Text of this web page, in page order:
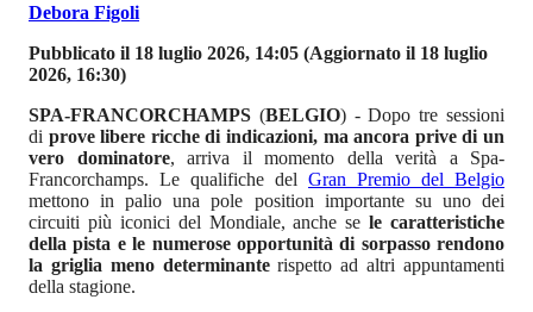
Debora Figoli
Pubblicato il 18 luglio 2026, 14:05 (Aggiornato il 18 luglio
2026, 16:30)
SPA-FRANCORCHAMPS (BELGIO) - Dopo tre sessioni
di prove libere ricche di indicazioni, ma ancora prive di un
vero dominatore, arriva il momento della verità a Spa-
Francorchamps. Le qualifiche del Gran Premio del Belgio
mettono in palio una pole position importante su uno dei
circuiti più iconici del Mondiale, anche sele caratteristiche
della pista e le numerose opportunità di sorpasso rendono
la griglia meno determinanterispetto ad altri appuntamenti
della stagione.